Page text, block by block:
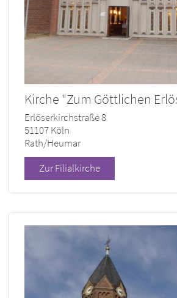
Kirche "Zum Göttlichen
Erlöserkirchstraße 8
51107Köln
Rath/Heumar
Zur Filialkirche